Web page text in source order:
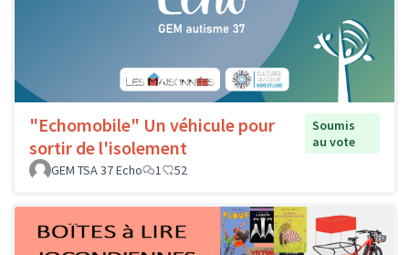
"Echomobile" Un véhicule pour
sortir de l'isolement
Soumis
au vote
GEM TSA 37 Echo
1 52